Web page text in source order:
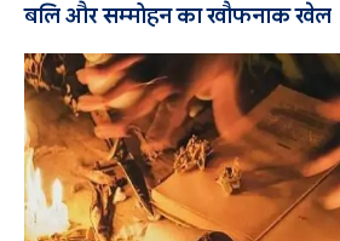
बलि और सम्मोहन का खौफनाक खेल